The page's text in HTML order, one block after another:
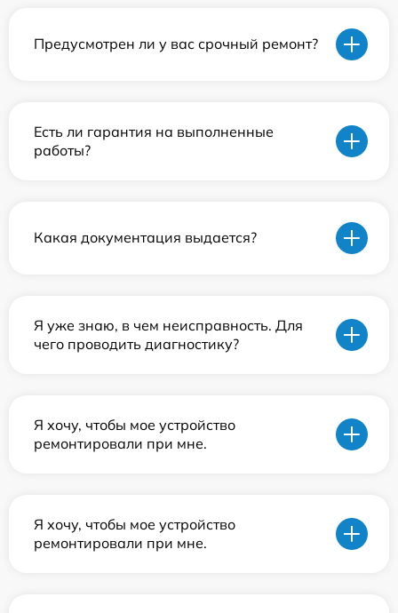
Предусмотрен ли у вас срочный ремонт?
Есть ли гарантия на выполненные
работы?
Какая документация выдается?
Я уже знаю, в чем неисправность. Для
чего проводить диагностику?
Я хочу, чтобы мое устройство
ремонтировали при мне.
Я хочу, чтобы мое устройство
ремонтировали при мне.